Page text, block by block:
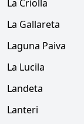
La Criolla
La Gallareta
Laguna Paiva
La Lucila
Landeta
Lanteri